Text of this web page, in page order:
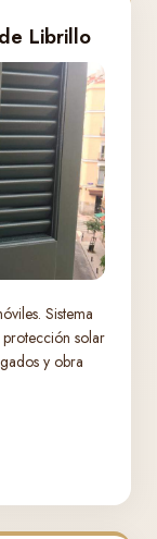
Librillo
Sistema
solar
y obra